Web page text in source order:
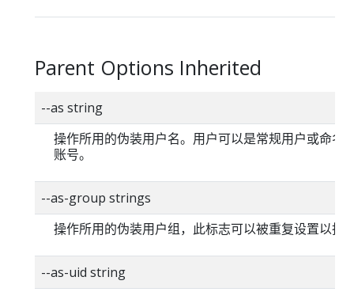
Parent Options Inherited
--as string
操作所用的伪装用户名。用户可以是常规用户或命名
账号。
--as-group strings
操作所用的伪装用户组，此标志可以被重复设置以指
--as-uid string